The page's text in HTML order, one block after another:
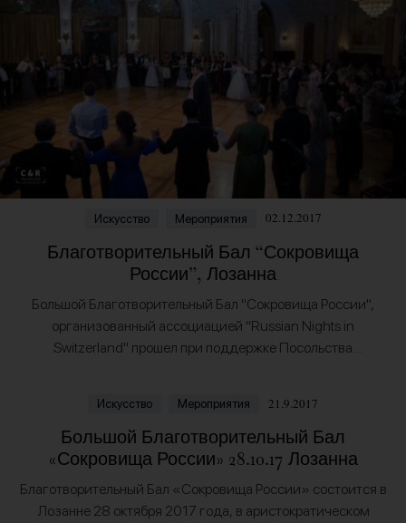
Искусство Мероприятия 02.12.2017
Благотворительный Бал “Сокровища
России”, Лозанна
Большой Благотворительный Бал "Сокровища России",
организованный ассоциацией "Russian Nights in
Switzerland" прошел при поддержке Посольства
Искусство Мероприятия 21.9.2017
Большой Благотворительный Бал
«Сокровища России» 28.10.17 Лозанна
Благотворительный Бал «Сокровища России» состоится в
Лозанне 28 октября 2017 года, в аристократическом